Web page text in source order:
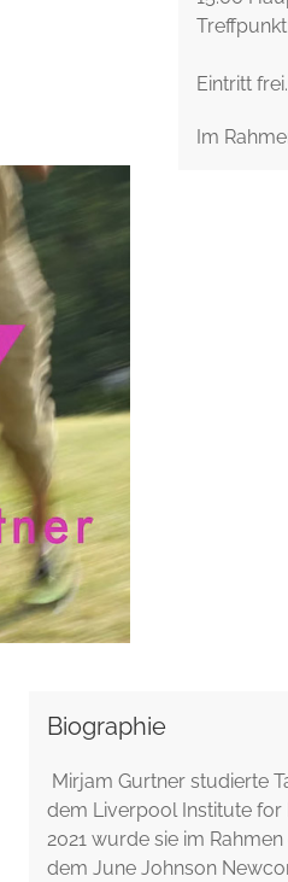
Eintritt
Im
Biographie
Mirjam Gurtner studierte
dem Liverpool Institute for
2021 wurde sie im
dem June Johnson